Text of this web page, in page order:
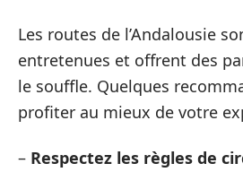
Les routes de l’Andalousie
entretenues et offrent des
le souffle. Quelques
profiter au mieux de votre
– Respectez les règles de